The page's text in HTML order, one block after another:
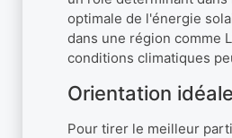
optimale de l'énergie
dans une région comme
conditions climatiques
Orientation
Pour tirer le meilleur